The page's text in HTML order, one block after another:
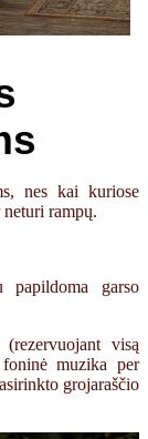
nes kai kuriose
rampų.
garso
visą
muzika per
grojaraščio